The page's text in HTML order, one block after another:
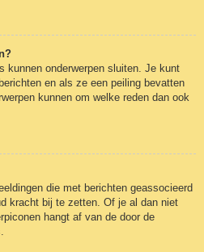
kunnen onderwerpen sluiten. Je kunt
en als ze een peiling bevatten
kunnen om welke reden dan ook
die met berichten geassocieerd
kracht bij te zetten. Of je al dan niet
hangt af van de door de